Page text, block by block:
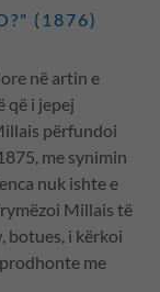
(1876)
në artin e
që i jepej
përfundoi
me synimin
nuk ishte e
Millais të
botues, i kërkoi
me